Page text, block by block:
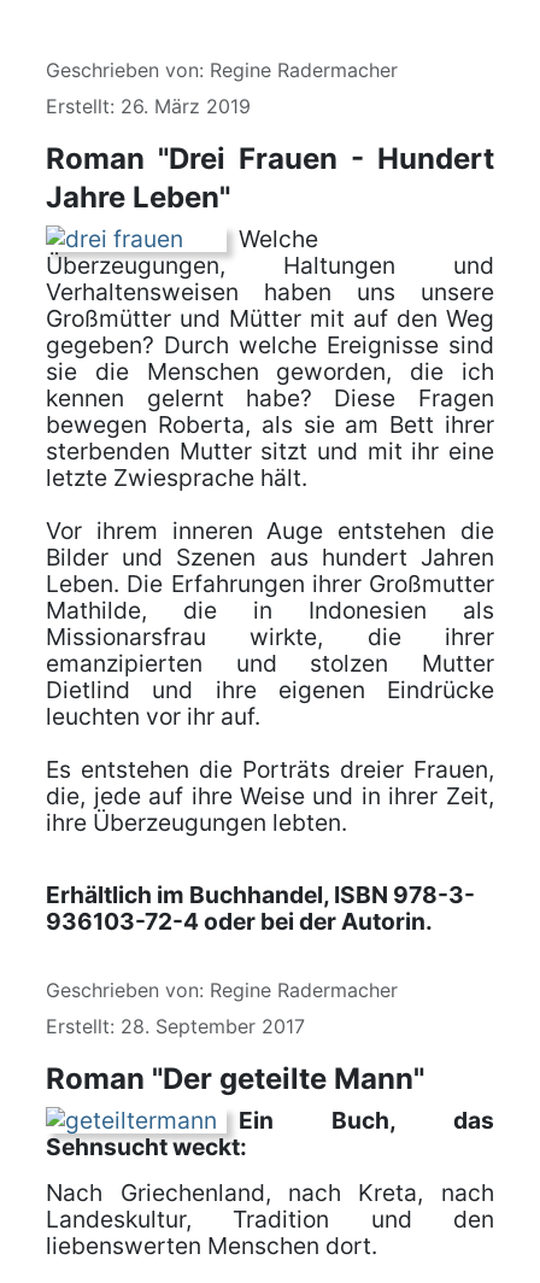
Details
Geschrieben von: Regine Radermacher
Erstellt: 26. März 2019
Roman "Drei Frauen - Hundert
Jahre Leben"
Welche
Überzeugungen, Haltungen und
Verhaltensweisen haben uns unsere
Großmütter und Mütter mit auf den Weg
gegeben? Durch welche Ereignisse sind
sie die Menschen geworden, die ich
kennen gelernt habe? Diese Fragen
bewegen Roberta, als sie am Bett ihrer
sterbenden Mutter sitzt und mit ihr eine
letzte Zwiesprache hält.
Vor ihrem inneren Auge entstehen die
Bilder und Szenen aus hundert Jahren
Leben. Die Erfahrungen ihrer Großmutter
Mathilde, die in Indonesien als
Missionarsfrau wirkte, die ihrer
emanzipierten und stolzen Mutter
Dietlind und ihre eigenen Eindrücke
leuchten vor ihr auf.
Es entstehen die Porträts dreier Frauen,
die, jede auf ihre Weise und in ihrer Zeit,
ihre Überzeugungen lebten.
Erhältlich im Buchhandel, ISBN 978-3-
936103-72-4 oder bei der Autorin.
Details
Geschrieben von: Regine Radermacher
Erstellt: 28. September 2017
Roman "Der geteilte Mann"
Ein Buch, das
Sehnsucht weckt:
Nach Griechenland, nach Kreta, nach
Landeskultur, Tradition und den
liebenswerten Menschen dort.